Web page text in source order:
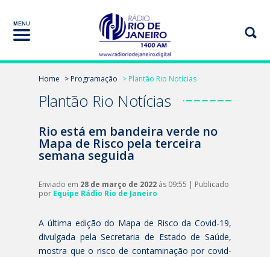
Home > Programação > Plantão Rio Notícias
Plantão Rio Notícias
Rio está em bandeira verde no
Mapa de Risco pela terceira
semana seguida
Enviado em 28 de março de 2022 às 09:55 | Publicado
por Equipe Rádio Rio de Janeiro
A última edição do Mapa de Risco da Covid-19,
divulgada pela Secretaria de Estado de Saúde,
mostra que o risco de contaminação por covid-